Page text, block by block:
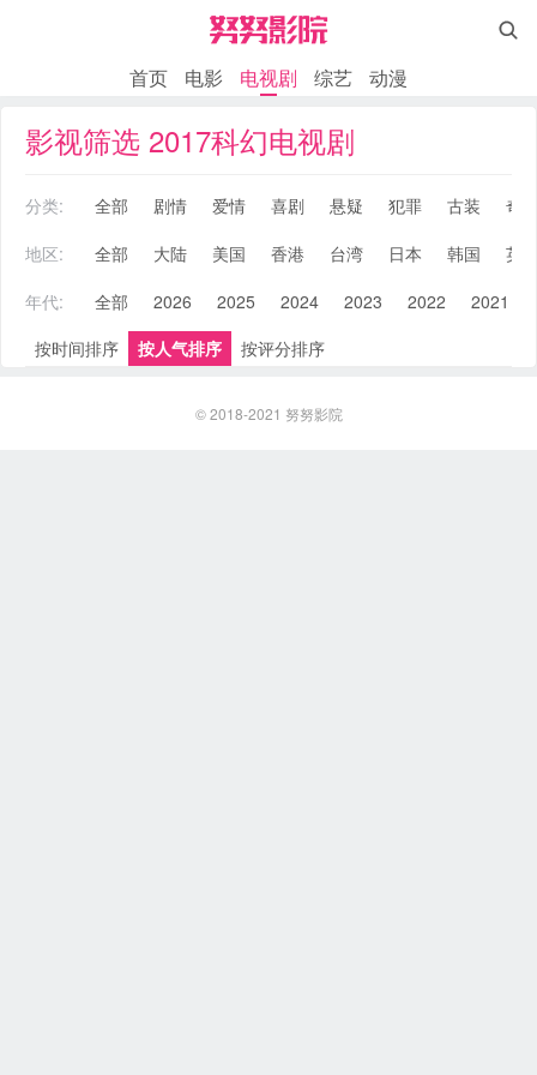

首页 电影 电视剧 综艺 动漫
影视筛选 2017科幻电视剧
分类: 全部 剧情 爱情 喜剧 悬疑 犯罪 古装
奇
地区:
全部 大陆 美国 香港 台湾 日本 韩国
英
年代:
全部 2026 2025 2024 2023 2022 2021
按时间排序
按人气排序 按评分排序
© 2018-2021 努努影院